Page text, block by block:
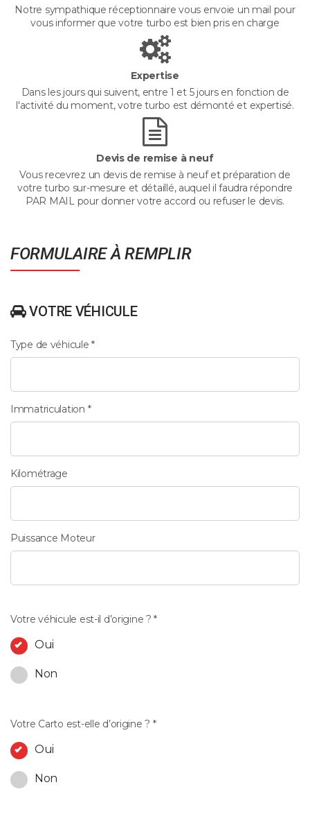
Notre sympathique réceptionnaire vous envoie un mail pour
vous informer que votre turbo est bien pris en charge
Expertise
Dans les jours qui suivent, entre 1 et 5 jours en fonction de
l'activité du moment, votre turbo est démonté et expertisé.
Devis de remise à neuf
Vous recevrez un devis de remise à neuf et préparation de
votre turbo sur-mesure et détaillé, auquel il faudra répondre
PAR MAIL pour donner votre accord ou refuser le devis.
FORMULAIRE À REMPLIR
VOTRE VÉHICULE
Type de véhicule *
Immatriculation *
Kilométrage
Puissance Moteur
Votre véhicule est-il d’origine ? *
Oui
Non
Votre Carto est-elle d’origine ? *
Oui
Non